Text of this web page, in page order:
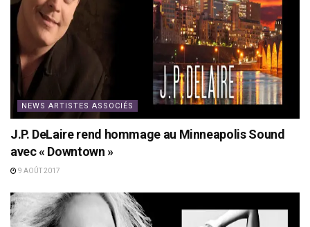
NEWS ARTISTES ASSOCIÉS
J.P. DeLaire rend hommage au Minneapolis Sound
avec « Downtown »
9 AOÛT 2017